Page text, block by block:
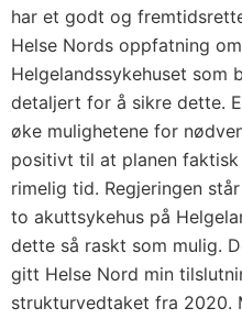
har et godt og
Helse Nords oppfatning
Helgelandssykehuset
detaljert for å sikre dette.
øke mulighetene for
positivt til at planen
rimelig tid. Regjeringen
to akuttsykehus på
dette så raskt som mulig.
gitt Helse Nord min
strukturvedtaket fra 2020.